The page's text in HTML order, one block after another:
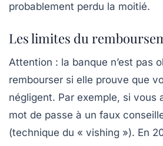
probablement perdu la moitié.
Les limites du
Attention : la banque n’est pas
rembourser si elle prouve que
négligent. Par exemple, si vous
mot de passe à un faux
(technique du « vishing »). En